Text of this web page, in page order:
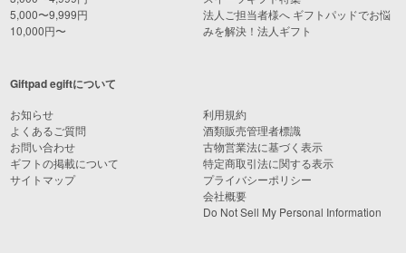
5,000〜9,999円
10,000円〜
法人ご担当者様へ ギフトパッドでお悩
みを解決！法人ギフト
Giftpad egiftについて
お知らせ
よくあるご質問
お問い合わせ
ギフトの掲載について
サイトマップ
利用規約
酒類販売管理者標識
古物営業法に基づく表示
特定商取引法に関する表示
プライバシーポリシー
会社概要
Do Not Sell My Personal Information